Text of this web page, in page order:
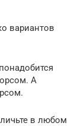
вариантов
А
в любом